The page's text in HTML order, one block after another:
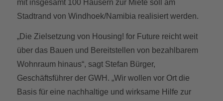
mit insgesamt 100 Häusern zur Miete soll am
Stadtrand von Windhoek/Namibia realisiert werden.
„Die Zielsetzung von Housing! for Future reicht weit
über das Bauen und Bereitstellen von bezahlbarem
Wohnraum hinaus“, sagt Stefan Bürger,
Geschäftsführer der GWH. „Wir wollen vor Ort die
Basis für eine nachhaltige und wirksame Hilfe zur